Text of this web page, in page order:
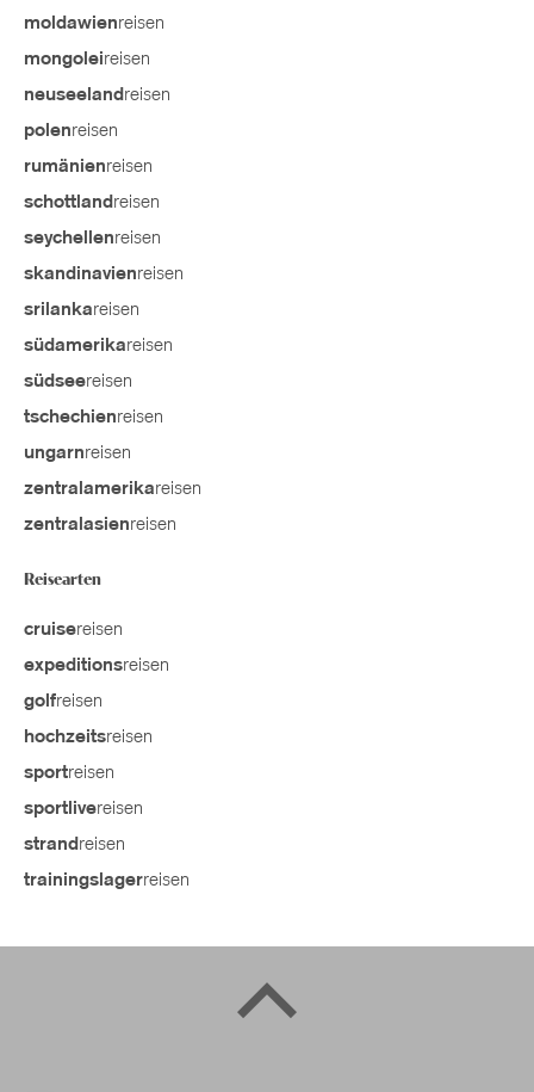
moldawienreisen
mongoleireisen
neuseeland reisen
polenreisen
rumänienreisen
schottland reisen
seychellenreisen
skandinavienreisen
srilankareisen
südamerikareisen
südseereisen
tschechienreisen
ungarnreisen
zentralamerikareisen
zentralasienreisen
Reisearten
cruisereisen
expeditionsreisen
golfreisen
hochzeitsreisen
sportreisen
sportlivereisen
strand reisen
trainingslagerreisen